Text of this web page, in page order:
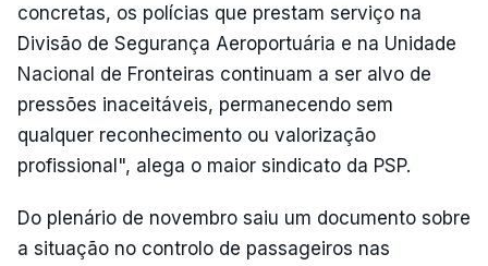
concretas, os polícias que prestam serviço na
Divisão de Segurança Aeroportuária e na Unidade
Nacional de Fronteiras continuam a ser alvo de
pressões inaceitáveis, permanecendo sem
qualquer reconhecimento ou valorização
profissional", alega o maior sindicato da PSP.
Do plenário de novembro saiu um documento sobre
a situação no controlo de passageiros nas